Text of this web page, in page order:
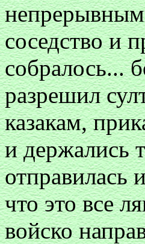
соседство и
собралось...
разрешил
казакам,
и держались
отправилась
что это все
войско